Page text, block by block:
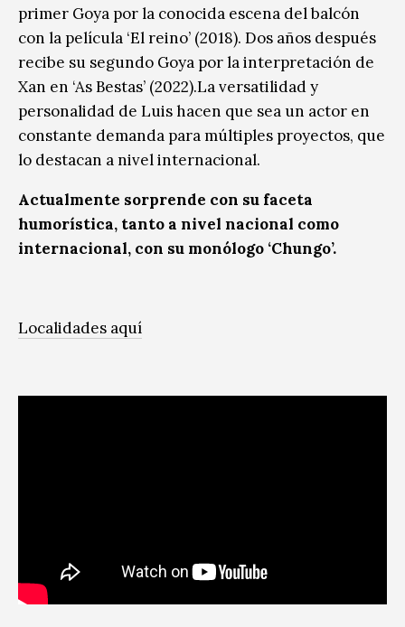
primer Goya por la conocida escena del balcón
con la película ‘El reino’ (2018). Dos años después
recibe su segundo Goya por la interpretación de
Xan en ‘As Bestas’ (2022).La versatilidad y
personalidad de Luis hacen que sea un actor en
constante demanda para múltiples proyectos, que
lo destacan a nivel internacional.
Actualmente sorprende con su faceta
humorística, tanto a nivel nacional como
internacional, con su monólogo ‘Chungo’.
Localidades aquí